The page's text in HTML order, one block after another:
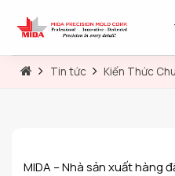
Tin tức Kiến Thức
MIDA – Nhà sản xuất hàng